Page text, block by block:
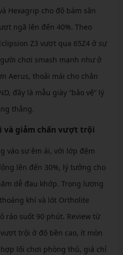
Hexagrip cho độ bám sân
ngã lên đến 40%. Theo
Z3 vượt qua 65Z4 ở sự
chơi smash mạnh như ở
Aerus, thoải mái cho chân
đây là mẫu giày “bảo vệ” lý
thẳng.
và giảm chấn vượt trội
vào sự êm ái, với lớp đệm
lên đến 30%, lý tưởng cho
dễ đau khớp. Trọng lượng
khí và lót Ortholite
ráo suốt 90 phút. Review từ
trội ở độ bền cao, ít mòn
lối chơi phòng thủ, giá chỉ